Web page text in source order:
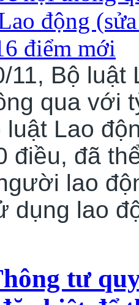
11, Bộ
qua với
luật Lao
điều, đã
lao
dụng lao
tư